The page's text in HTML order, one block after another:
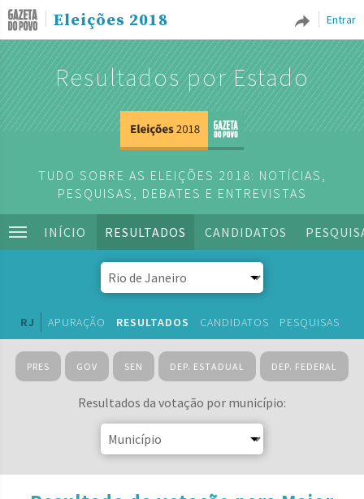
Entrar
Eleições 2018
Resultados por Estado
TUDO SOBRE AS ELEIÇÕES 2018: NOTÍCIAS,
PESQUISAS, DEBATES E ENTREVISTAS
INÍCIO RESULTADOS CANDIDATOS
RJ APURAÇÃO RESULTADOS CANDIDATOS PESQUISAS
PRES GOV SEN DEP. ESTADUAL DEP. FEDERAL
Resultados da votação por município: